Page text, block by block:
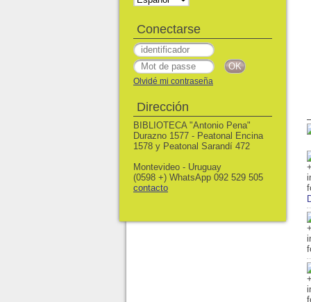
Conectarse
Olvidé mi contraseña
Dirección
BIBLIOTECA "Antonio Pena"
Durazno 1577 - Peatonal Encina
1578 y Peatonal Sarandí 472
Montevideo - Uruguay
(0598 +) WhatsApp 092 529 505
contacto